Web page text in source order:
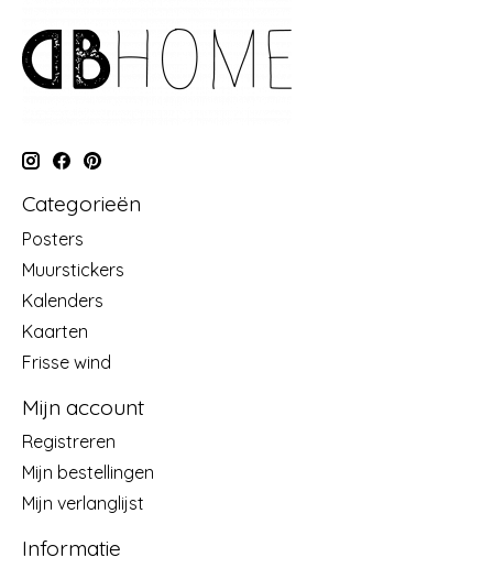
Categorieën
Posters
Muurstickers
Kalenders
Kaarten
Frisse wind
Mijn account
Registreren
Mijn bestellingen
Mijn verlanglijst
Informatie